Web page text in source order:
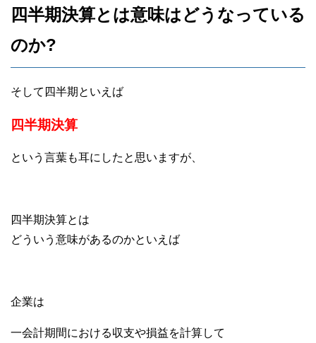
四半期決算とは意味はどうなっている
のか?
そして四半期といえば
四半期決算
という言葉も耳にしたと思いますが、
四半期決算とは
どういう意味があるのかといえば
企業は
一会計期間における収支や損益を計算して